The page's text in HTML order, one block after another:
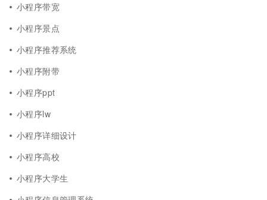
小程序带宽
小程序景点
小程序推荐系统
小程序附带
小程序ppt
小程序lw
小程序详细设计
小程序高校
小程序大学生